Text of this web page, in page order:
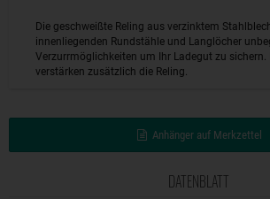
Die geschweißte Reling aus verzinktem
innenliegenden Rundstähle und Langlöcher
Verzurrmöglichkeiten um Ihr Ladegut zu sichern.
verstärken zusätzlich die Reling.
Anhänger auf Merkzettel
DATENBLATT